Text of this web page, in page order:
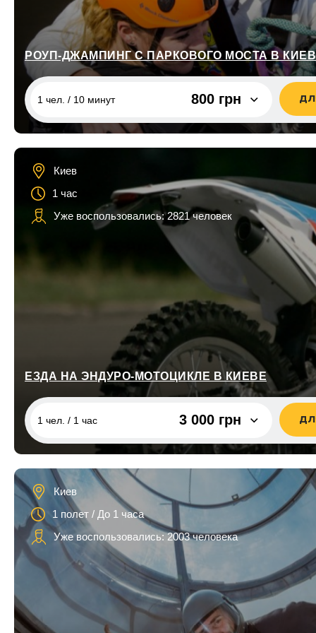
Ужгород
Харьков
Черкассы
Чернигов
Для друзей
Для детей
для сына
для дочки
для кумы
для кума
РОУП-ДЖАМПИНГ С ПАРКОВОГО МОСТА В
1 чел. / 10 минут 800 грн
2 чел. / 10 минут
Киев
1 час
Уже воспользовались: 2821 человек
ЕЗДА НА ЭНДУРО-МОТОЦИКЛЕ В КИЕВЕ
1 чел. / 1 час 3 000 грн
1 чел. / 2 часа 4 000 грн
Киев
1 полет / До 1 часа
Уже воспользовались: 2003 человека